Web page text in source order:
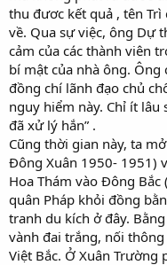
thu đươc kết quả , tên
về. Qua sự việc, ông Dự
cảm của các thành viên
bí mật của nhà ông.
đồng chí lãnh đạo chủ
nguy hiểm này. Chỉ ít
đã xử lý hắn” .
Cũng thời gian này, ta
Đông Xuân 1950- 1951)
Hoa Thám vào Đông Bắc
quân Pháp khỏi đồng
tranh du kích ở đây.
vành đai trắng, nối
Việt Bắc. Ở Xuân